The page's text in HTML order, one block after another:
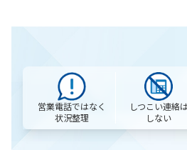
営業電話ではなく
状況整理
しつこい連絡
しない